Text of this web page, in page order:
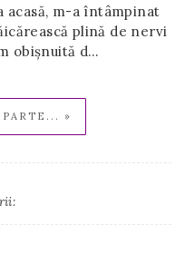
acasă, m-a întâmpinat
plină de nervi
obișnuită d…
»